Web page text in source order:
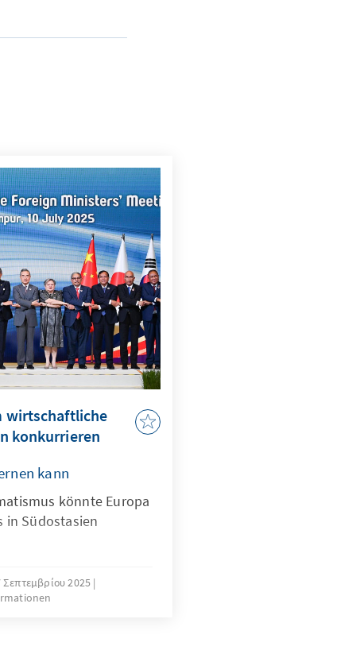
wirtschaftliche
konkurrieren
kann
könnte Europa
in Südostasien
Σεπτεμβρίου 2025